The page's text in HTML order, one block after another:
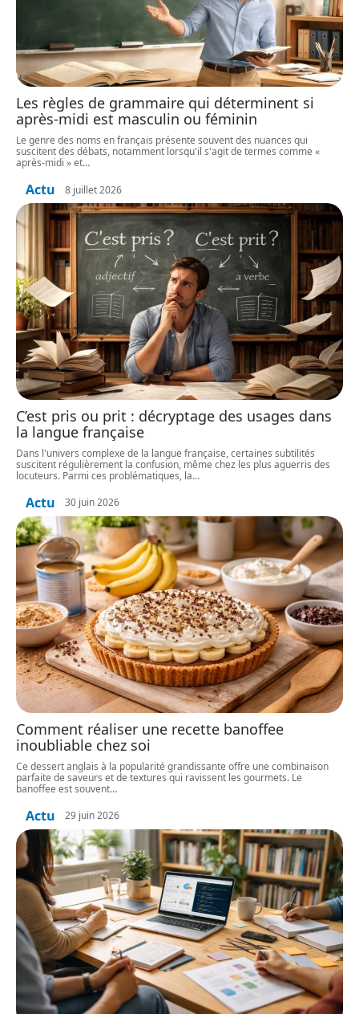
Les règles de grammaire qui déterminent si
après-midi est masculin ou féminin
Le genre des noms en français présente souvent des nuances qui
suscitent des débats, notamment lorsqu'il s'agit de termes comme «
après-midi » et…
Actu 8 juillet 2026
C’est pris ou prit : décryptage des usages dans
la langue française
Dans l'univers complexe de la langue française, certaines subtilités
suscitent régulièrement la confusion, même chez les plus aguerris des
locuteurs. Parmi ces problématiques, la…
Actu 30 juin 2026
Comment réaliser une recette banoffee
inoubliable chez soi
Ce dessert anglais à la popularité grandissante offre une combinaison
parfaite de saveurs et de textures qui ravissent les gourmets. Le
banoffee est souvent…
Actu 29 juin 2026